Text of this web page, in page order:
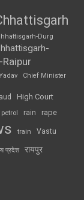
Durg
Chief Minister
High Court
petrol rain rape
train Vastu
प्रदेश रायपुर